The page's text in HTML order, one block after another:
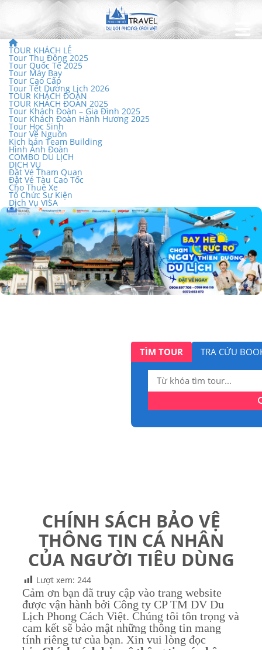
TOUR KHÁCH LẺ
Tour Thu Đông 2025
Tour Quốc Tế 2025
Tour Máy Bay
Tour Cao Cấp
Tour Tết Dương Lịch 2026
TOUR KHÁCH ĐOÀN
TOUR KHÁCH ĐOÀN 2025
Tour Khách Đoàn – Gia Đình 2025
Tour Khách Đoàn Hành Hương 2025
Tour Học Sinh
Tour Về Nguồn
Kịch bản Team Building
Hình Ảnh Đoàn
COMBO DU LỊCH
DỊCH VỤ
Đặt Vé Tham Quan
Đặt Vé Tàu Cao Tốc
Cho Thuê Xe
Tổ Chức Sự Kiện
Dịch Vụ VISA
TÌM TOUR TRA CỨU
Tìm
kiếm:
CHÍNH SÁCH BẢO VỆ
THÔNG TIN CÁ NHÂN
CỦA NGƯỜI TIÊU DÙNG
Lượt xem: 244
Cảm ơn bạn đã truy cập vào trang website
được vận hành bởi Công ty CP TM DV Du
Lịch Phong Cách Việt. Chúng tôi tôn trọng và
cam kết sẽ bảo mật những thông tin mang
tính riêng tư của bạn. Xin vui lòng đọc